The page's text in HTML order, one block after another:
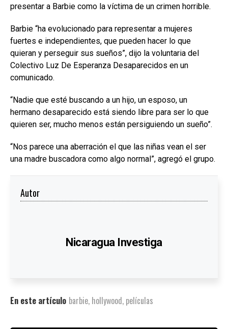
presentar a Barbie como la víctima de un crimen horrible.
Barbie “ha evolucionado para representar a mujeres
fuertes e independientes, que pueden hacer lo que
quieran y perseguir sus sueños”, dijo la voluntaria del
Colectivo Luz De Esperanza Desaparecidos en un
comunicado.
“Nadie que esté buscando a un hijo, un esposo, un
hermano desaparecido está siendo libre para ser lo que
quieren ser, mucho menos están persiguiendo un sueño”.
“Nos parece una aberración el que las niñas vean el ser
una madre buscadora como algo normal”, agregó el grupo.
Autor
Nicaragua Investiga
En este artículo barbie, hollywood, películas